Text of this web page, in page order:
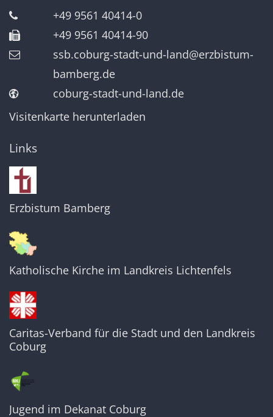
+49 9561 40414-0
+49 9561 40414-90
ssb.coburg-stadt-und-land@erzbistum-
bamberg.de
coburg-stadt-und-land.de
Visitenkarte herunterladen
Links
Erzbistum Bamberg
Katholische Kirche im Landkreis Lichtenfels
Caritas-Verband für die Stadt und den Landkreis
Coburg
Jugend im Dekanat Coburg